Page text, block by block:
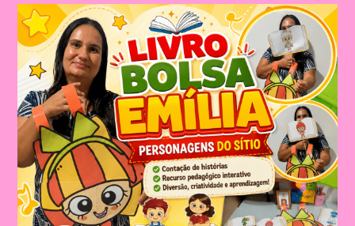
DO
MUNDO
DE
APRENDIZAGEM:
COMO
O
DADO
DA
LEITURA
PODE
MOTIVAR
E
ENCANTAR
AS
CRIANÇAS
NA
ALFABETIZAÇÃO